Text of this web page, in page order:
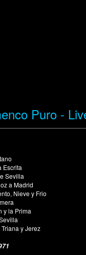
Puro -
Escrita
Sevilla
a Madrid
Nieve y Frio
y la Prima
y Jerez